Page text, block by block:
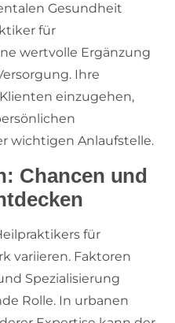
Gesundheit
für
wertvolle Ergänzung
Ihre
einzugehen,
wichtigen Anlaufstelle.
Chancen und
für
variieren. Faktoren
Spezialisierung
Rolle. In urbanen